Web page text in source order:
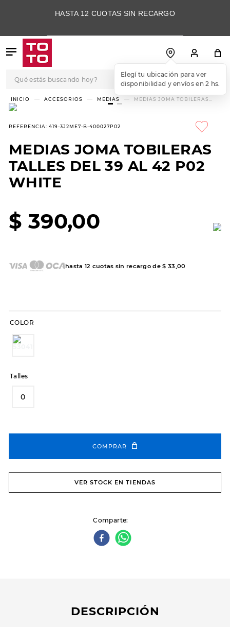
HASTA 12 CUOTAS SIN RECARGO
Elegí tu ubicación para ver
disponibilidad y envíos en 2 hs.
ACCESORIOS MEDIAS
MEDIAS JOMA TOBILERAS
REFERENCIA: 419-3J2ME7-B-400027P02
MEDIAS JOMA TOBILERAS
TALLES DEL 39 AL 42 P02
WHITE
$ 390,00
hasta 12 cuotas sin recargo de$ 33 00
COLOR
Talles
0
COMPRAR
VER STOCK EN TIENDAS
Comparte
DESCRIPCIÓN
TÉRMINOS MÁS
BUSCADOS
1
3
skechers slip-ins
9.
slip-ins